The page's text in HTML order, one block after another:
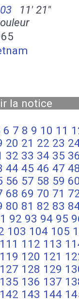
11' 21''
la notice
6 7 8 9 10 11
20 21 22 23
32 33 34 35
44 45 46 47
56 57 58 59
68 69 70 71
80 81 82 83
92 93 94 95
103 104 105
111 112 113
119 120 121
127 128 129
135 136 137
142 143 144